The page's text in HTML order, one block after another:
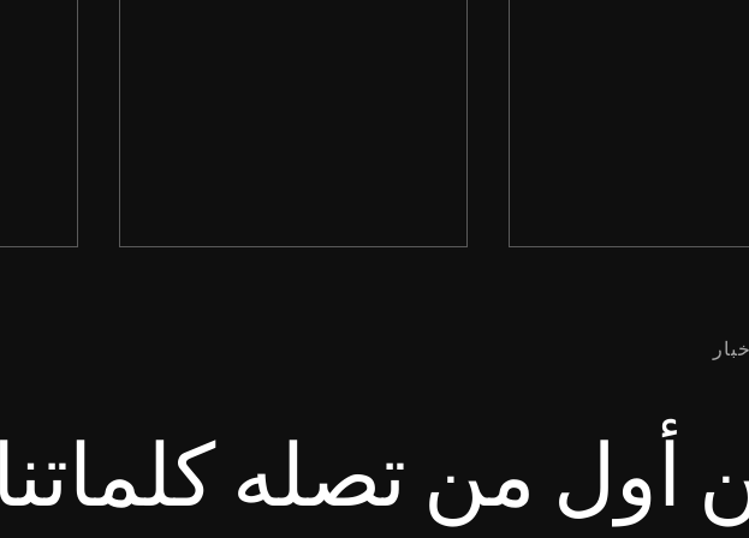
كَانَ أَحَدُكُمْ تُعْوِزُهُ حِكْمَةٌ،
اللهِ الَّذِي يُعْطِي
انْتَظِرِ الرَّبَّ. لِيَتَشَدَّدْ وَلْيَتَشَجَّعْ
قَلْبُكَ، وَانْتَظِرِ الرَّبَّ. سفر
لأَنَّ
أول من تصله كلماتنا